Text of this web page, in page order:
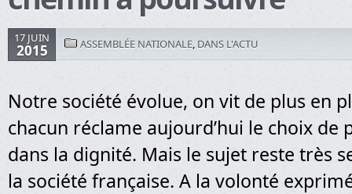
17 JUIN
2015 ASSEMBLÉE NATIONALE, DANS L'ACTU
Notre société évolue, on vit de plus en
chacun réclame aujourd’hui le choix
dans la dignité. Mais le sujet reste très
la société française. A la volonté